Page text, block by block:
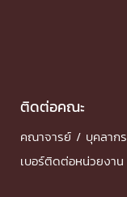
ติดต่อคณะ
คณาจารย์ / บุคลากร
เบอร์ติดต่อหน่วยงาน